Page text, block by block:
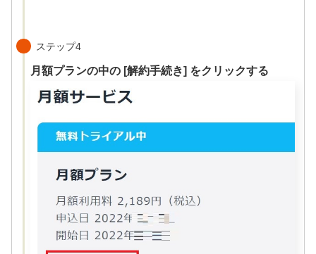
ステップ4
月額プランの中の [解約手続き] をクリックする